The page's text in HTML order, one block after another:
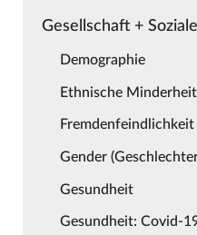
Gesellschaft +
Demographie
Ethnische
Gender
Gesundheit
Gesundheit: Covid-